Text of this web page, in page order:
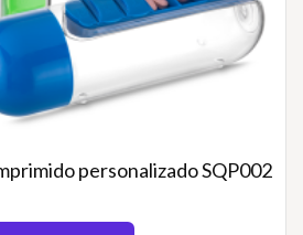
personalizado SQP002